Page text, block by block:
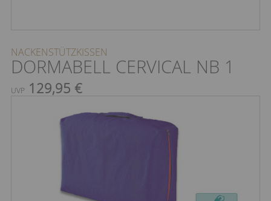
NACKENSTÜTZKISSEN
DORMABELL CERVICAL NB 1
UVP 129,95 €